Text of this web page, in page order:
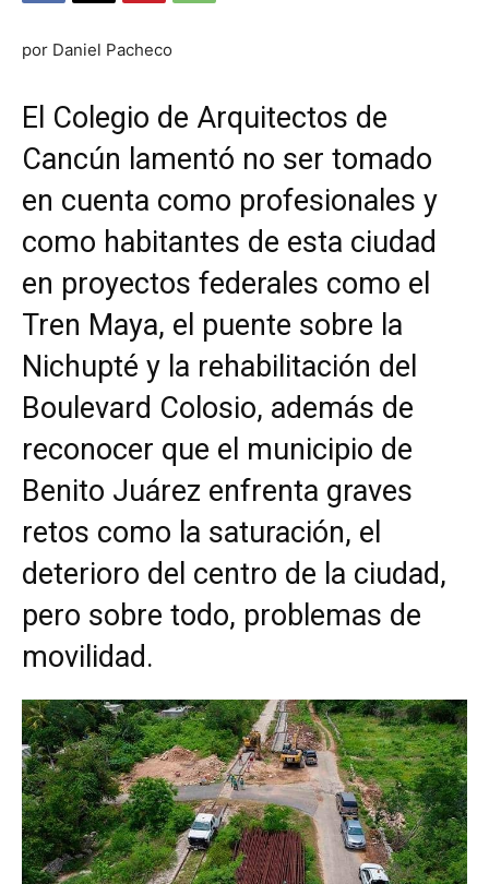
por Daniel Pacheco
El Colegio de Arquitectos de
Cancún lamentó no ser tomado
en cuenta como profesionales y
como habitantes de esta ciudad
en proyectos federales como el
Tren Maya, el puente sobre la
Nichupté y la rehabilitación del
Boulevard Colosio, además de
reconocer que el municipio de
Benito Juárez enfrenta graves
retos como la saturación, el
deterioro del centro de la ciudad,
pero sobre todo, problemas de
movilidad.